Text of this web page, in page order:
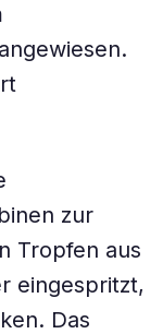
zur
Tropfen aus
eingespritzt,
Das